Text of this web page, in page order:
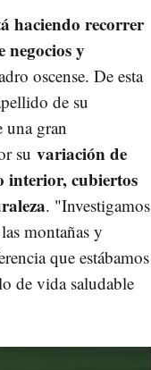
haciendo recorrer
negocios y
oscense. De esta
de su
gran
su variación de
interior, cubiertos
. "Investigamos
montañas y
que estábamos
de vida saludable